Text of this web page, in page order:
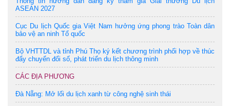
ASEAN 2027
Cục Du lịch Quốc gia Việt Nam hưởng ứng phong trào Toàn dân
bảo vệ an ninh Tổ quốc
Bộ VHTTDL và tỉnh Phú Thọ ký kết chương trình phối hợp về thúc
đẩy chuyển đổi số, phát triển du lịch thông minh
CÁC ĐỊA PHƯƠNG
Đà Nẵng: Mở lối du lịch xanh từ công nghệ sinh thái